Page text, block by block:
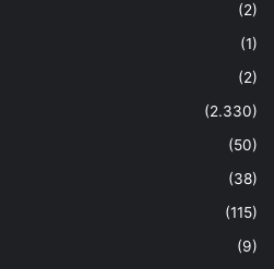
(2)
(1)
(2)
(2.330)
(50)
(38)
(115)
(9)